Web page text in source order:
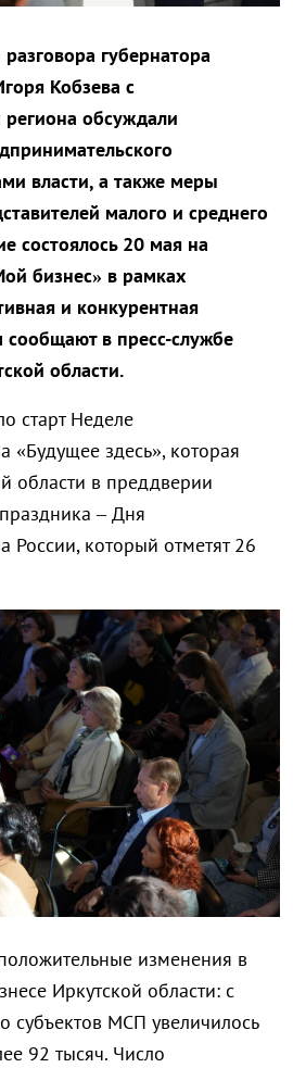
губернатора
Кобзева с
обсуждали
власти, а также меры
малого и среднего
состоялось 20 мая на
бизнес» в рамках
и конкурентная
в пресс-службе
области.
старт Неделе
«Будущее здесь», которая
области в преддверии
– Дня
России, который отметят 26
изменения в
Иркутской области: с
субъектов МСП увеличилось
92 тысяч. Число